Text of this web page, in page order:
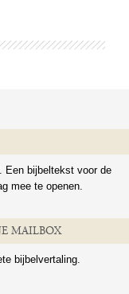
Een bijbeltekst voor de
mee te openen.
MAILBOX
bijbelvertaling.